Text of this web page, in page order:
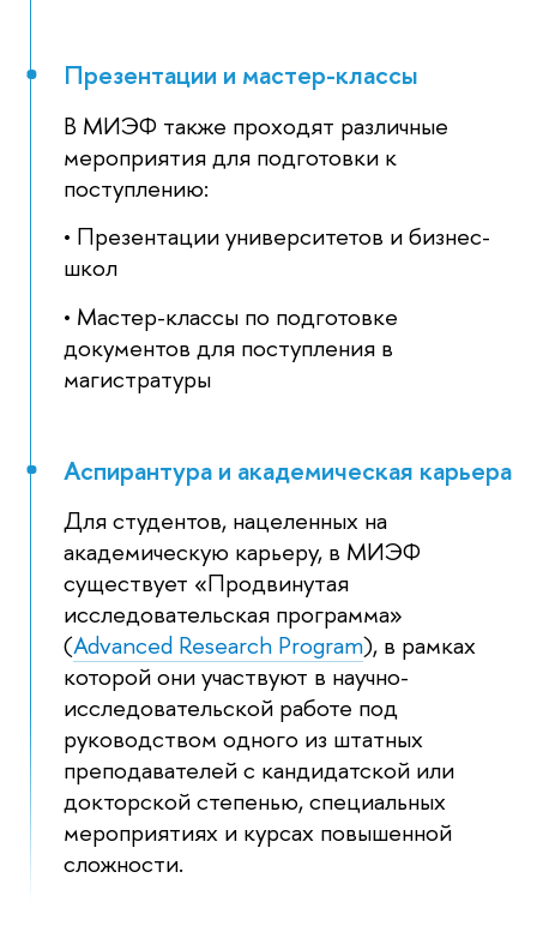
Презентации и мастер-классы
В МИЭФ также проходят различные
мероприятия для подготовки к
поступлению:
• Презентации университетов и бизнес-
школ
• Мастер-классы по подготовке
документов для поступления в
магистратуры
Аспирантура и академическая карьера
Для студентов, нацеленных на
академическую карьеру, в МИЭФ
существует «Продвинутая
исследовательская программа»
(Advanced Research Program), в рамках
которой они участвуют в научно-
исследовательской работе под
руководством одного из штатных
преподавателей с кандидатской или
докторской степенью, специальных
мероприятиях и курсах повышенной
сложности.